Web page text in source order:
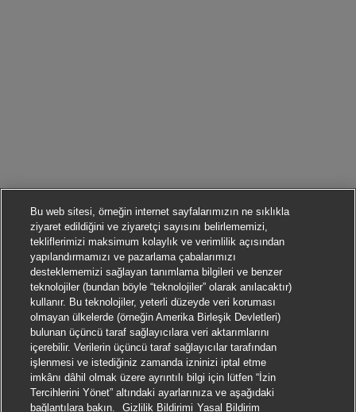
Başvurmak
Bu web sitesi, örneğin internet sayfalarımızın ne sıklıkla
ziyaret edildiğini ve ziyaretçi sayısını belirlememizi,
tekliflerimizi maksimum kolaylık ve verimlilik açısından
yapılandırmamızı ve pazarlama çabalarımızı
desteklememizi sağlayan tanımlama bilgileri ve benzer
teknolojiler (bundan böyle “teknolojiler” olarak anılacaktır)
kullanır. Bu teknolojiler, yeterli düzeyde veri koruması
olmayan ülkelerde (örneğin Amerika Birleşik Devletleri)
bulunan üçüncü taraf sağlayıcılara veri aktarımlarını
içerebilir. Verilerin üçüncü taraf sağlayıcılar tarafından
işlenmesi ve istediğiniz zamanda izninizi iptal etme
imkânı dâhil olmak üzere ayrıntılı bilgi için lütfen “İzin
Tercihlerini Yönet” altındaki ayarlarınıza ve aşağıdaki
bağlantılara bakın.
Gizlilik Bildirimi Yasal Bildirim